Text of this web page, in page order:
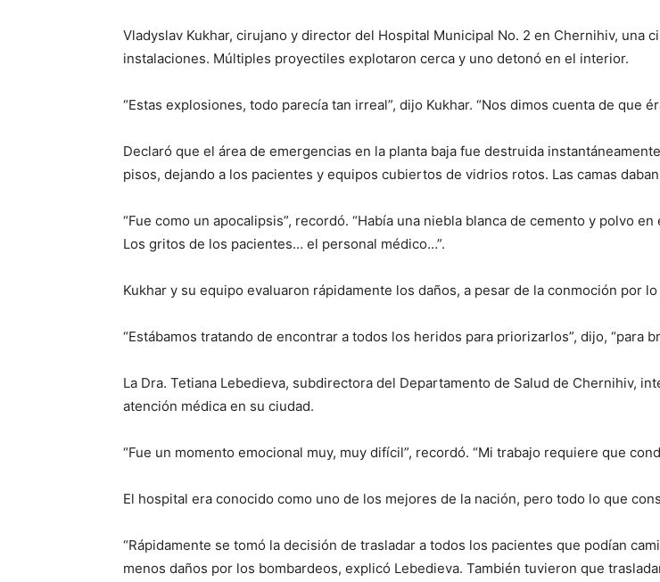
Vladyslav Kukhar, cirujano y director del Hospital Municipal No. 2 en Chernihiv, una
instalaciones. Múltiples proyectiles explotaron cerca y uno detonó en el interior.
“Estas explosiones, todo parecía tan irreal”, dijo Kukhar. “Nos dimos cuenta de que
Declaró que el área de emergencias en la planta baja fue destruida
pisos, dejando a los pacientes y equipos cubiertos de vidrios rotos. Las camas
“Fue como un apocalipsis”, recordó. “Había una niebla blanca de cemento y polvo
Los gritos de los pacientes… el personal médico…”.
Kukhar y su equipo evaluaron rápidamente los daños, a pesar de la conmoción por
“Estábamos tratando de encontrar a todos los heridos para priorizarlos”, dijo, “para
La Dra. Tetiana Lebedieva, subdirectora del Departamento de Salud de Chernihiv,
atención médica en su ciudad.
“Fue un momento emocional muy, muy difícil”, recordó. “Mi trabajo requiere que
El hospital era conocido como uno de los mejores de la nación, pero todo lo que
“Rápidamente se tomó la decisión de trasladar a todos los pacientes que podían
menos daños por los bombardeos, explicó Lebedieva. También tuvieron que